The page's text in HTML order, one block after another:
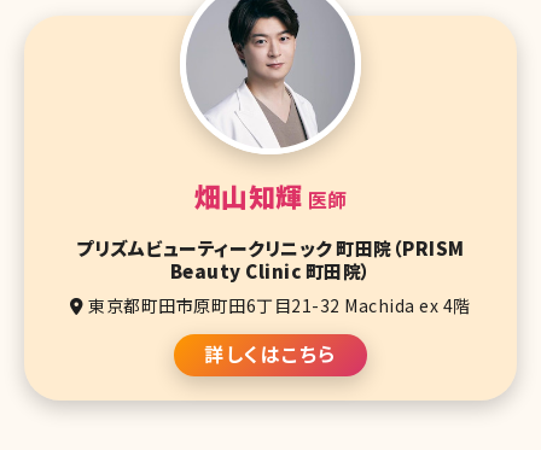
畑山知輝 医師
プリズムビューティークリニック 町田院（PRISM
Beauty Clinic 町田院）
東京都町田市原町田6丁目21-32 Machida ex 4階
詳しくはこちら